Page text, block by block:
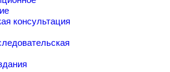
консультация